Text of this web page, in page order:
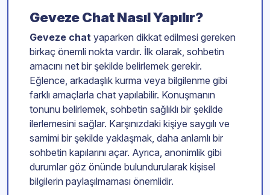
Geveze Chat Nasıl Yapılır?
Geveze chat yaparken dikkat edilmesi gereken
birkaç önemli nokta vardır. İlk olarak, sohbetin
amacını net bir şekilde belirlemek gerekir.
Eğlence, arkadaşlık kurma veya bilgilenme gibi
farklı amaçlarla chat yapılabilir. Konuşmanın
tonunu belirlemek, sohbetin sağlıklı bir şekilde
ilerlemesini sağlar. Karşınızdaki kişiye saygılı ve
samimi bir şekilde yaklaşmak, daha anlamlı bir
sohbetin kapılarını açar. Ayrıca, anonimlik gibi
durumlar göz önünde bulundurularak kişisel
bilgilerin paylaşılmaması önemlidir.